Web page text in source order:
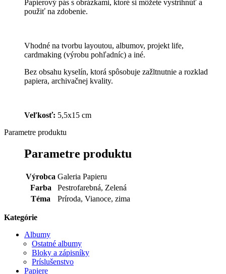
Papierový pás s obrázkami, ktoré si môžete vystrihnúť a
použiť na zdobenie.
Vhodné na tvorbu layoutou, albumov, projekt life,
cardmaking (výrobu pohľadníc) a iné.
Bez obsahu kyselín, ktorá spôsobuje zažltnutnie a rozklad
papiera, archivačnej kvality.
Veľkosť: 5,5x15 cm
Parametre produktu
Parametre produktu
Výrobca Galeria Papieru
Farba
Pestrofarebná, Zelená
Téma
Príroda, Vianoce, zima
Kategórie
Albumy
Ostatné albumy
Bloky a zápisníky
Príslušenstvo
Papiere